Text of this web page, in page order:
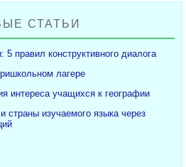
СТАТЬИ
правил конструктивного диалога
лагере
интереса учащихся к географии
страны изучаемого языка через